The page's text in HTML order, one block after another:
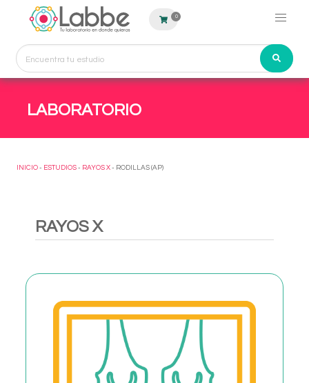
0
LABORATORIO
INICIO - ESTUDIOS - RAYOS X - RODILLAS (AP)
RAYOS X